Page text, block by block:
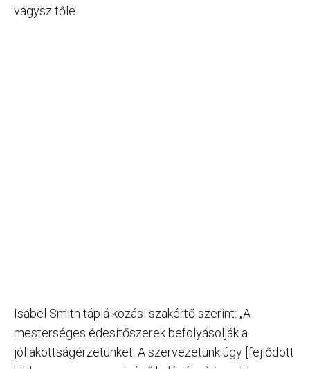
vágysz tőle.
Isabel Smith táplálkozási szakértő szerint: „A
mesterséges édesítőszerek befolyásolják a
jóllakottságérzetünket. A szervezetünk úgy [fejlődött